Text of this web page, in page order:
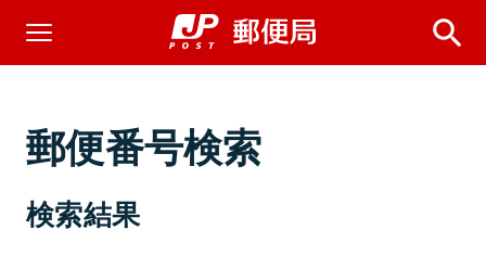
郵便番号検索
検索結果